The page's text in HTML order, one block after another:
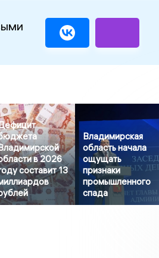
в 2026
составит 13
Владимирская
область начала
ощущать
признаки
промышленного
спада